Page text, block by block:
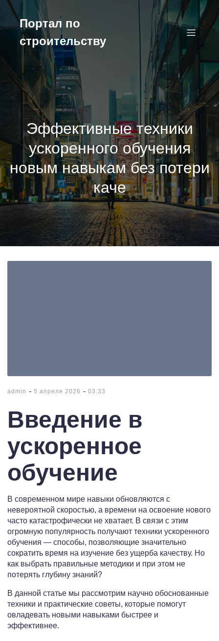
Перейти
содержимому
Портал по
строительству
Эффективные техники
ускоренного обучения
новым навыкам без потери
каче
admin - 5 апреля 2026 - 03:33
Введение в
ускоренное
обучение
В современном мире навыки обновляются с
невероятной скоростью, а времени на освоение нового
часто катастрофически не хватает. В связи с этим
огромную популярность получают техники ускоренного
обучения — способы, позволяющие значительно
сократить время на изучение без ущерба качеству. Но
как выбрать правильные методики и при этом не
потерять глубину знаний?
В данной статье мы рассмотрим научно обоснованные
техники и практические советы, которые помогут
овладевать новыми навыками быстрее и
эффективнее.